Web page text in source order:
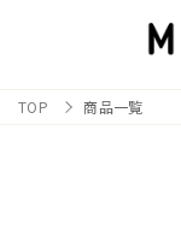
TOP 商品一覧